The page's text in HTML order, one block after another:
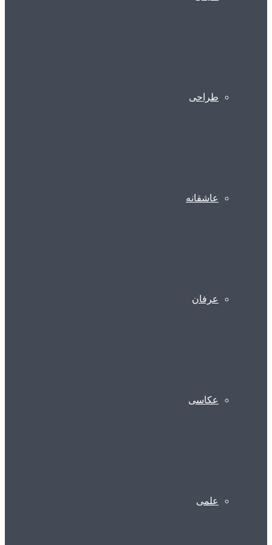
طراحی
عاشقانه
عرفان
عکاسی
علمی